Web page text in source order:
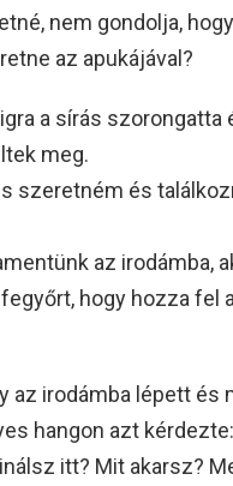
nem gondolja,
az apukájával?
a sírás szorongatta
meg.
szeretném és
az irodámba,
hogy hozza fel
az irodámba lépett és
hangon azt kérdezte:
itt? Mit akarsz?